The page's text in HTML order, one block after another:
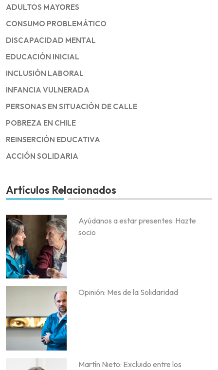
ADULTOS MAYORES
CONSUMO PROBLEMÁTICO
DISCAPACIDAD MENTAL
EDUCACIÓN INICIAL
INCLUSIÓN LABORAL
INFANCIA VULNERADA
PERSONAS EN SITUACIÓN DE CALLE
POBREZA EN CHILE
REINSERCIÓN EDUCATIVA
ACCIÓN SOLIDARIA
Artículos Relacionados
Ayúdanos a estar presentes: Hazte
socio
Opinión: Mes de la Solidaridad
Martín Nieto: Excluido entre los